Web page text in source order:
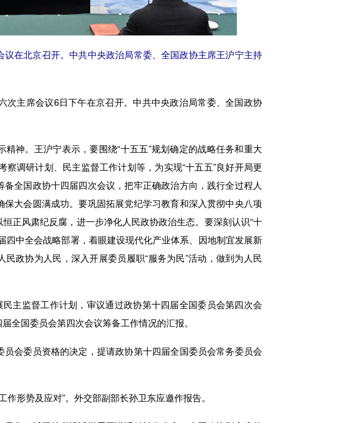
在北京召开。中共中央政治局常委、全国政协主席王沪宁主持
席会议6日下午在京召开。中共中央政治局常委、全国政协
。王沪宁表示，要围绕“十五五”规划确定的战略任务和重大
调研计划、民主监督工作计划等，为实现“十五五”良好开局更
全国政协十四届四次会议，把牢正确政治方向，践行全过程人
大会圆满成功。要巩固拓展党纪学习教育和深入贯彻中央八项
正风肃纪反腐，进一步净化人民政协政治生态。要深刻认识“十
四中全会战略部署，着眼建设现代化产业体系、因地制宜发展新
政协为人民，深入开展委员履职“服务为民”活动，做到为人民
监督工作计划，审议通过政协第十四届全国委员会第四次会
全国委员会第四次会议筹备工作情况的汇报。
委员资格的决定，提请政协第十四届全国委员会常务委员会
形势及应对”。外交部副部长孙卫东应邀作报告。